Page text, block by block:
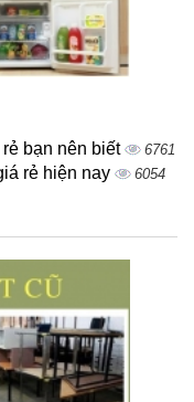
bạn nên biết 6761
rẻ hiện nay 6054